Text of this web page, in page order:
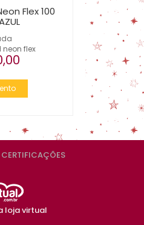
neon flex
Flex 100
loja virtual